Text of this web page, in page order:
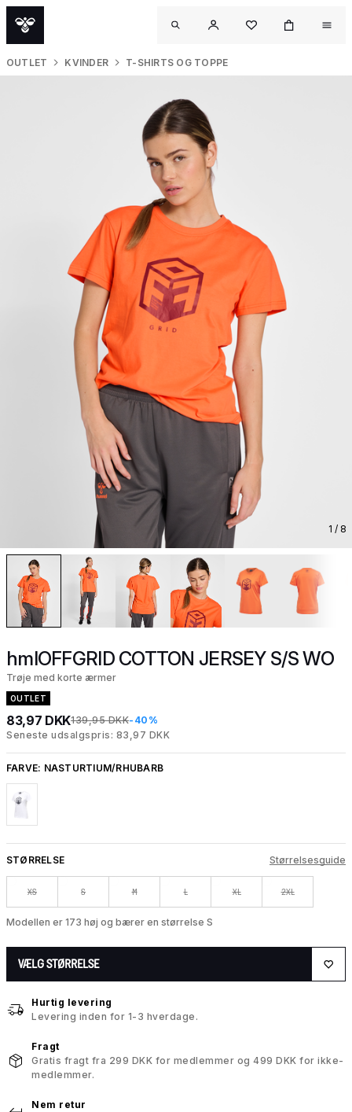
OUTLET KVINDER T-SHIRTS OG TOPPE
1 / 8
hmlOFFGRID COTTON JERSEY S/S WO
Trøje med korte ærmer
OUTLET
83,97 DKK139,95 DKK-40%
Seneste udsalgspris: 83,97 DKK
FARVE: NASTURTIUM/RHUBARB
STØRRELSE Størrelsesguide
XS S M L XL 2XL
Modellen er 173 høj og bærer en størrelse S
VÆLG STØRRELSE
Hurtig levering
Levering inden for 1-3 hverdage.
Fragt
Gratis fragt fra 299 DKK for medlemmer og 499 DKK for ikke-
medlemmer.
Nem retur